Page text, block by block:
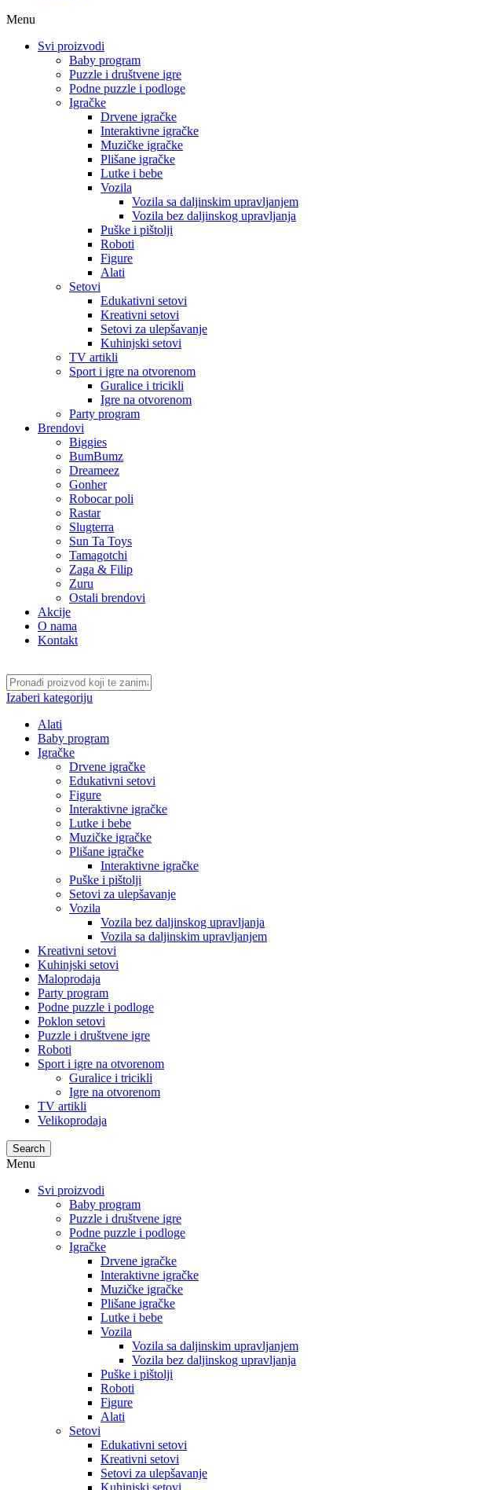
Menu
Svi proizvodi
Baby program
Puzzle i društvene igre
Podne puzzle i podloge
Igračke
Drvene igračke
Interaktivne igračke
Muzičke igračke
Plišane igračke
Lutke i bebe
Vozila
Vozila sa daljinskim upravljanjem
Vozila bez daljinskog upravljanja
Puške i pištolji
Roboti
Figure
Alati
Setovi
Edukativni setovi
Kreativni setovi
Setovi za ulepšavanje
Kuhinjski setovi
TV artikli
Sport i igre na otvorenom
Guralice i tricikli
Igre na otvorenom
Party program
Brendovi
Biggies
BumBumz
Dreameez
Gonher
Robocar poli
Rastar
Slugterra
Sun Ta Toys
Tamagotchi
Zaga & Filip
Zuru
Ostali brendovi
Akcije
O nama
Kontakt
Izaberi kategoriju
Alati
Baby program
Igračke
Drvene igračke
Edukativni setovi
Figure
Interaktivne igračke
Lutke i bebe
Muzičke igračke
Plišane igračke
Interaktivne igračke
Puške i pištolji
Setovi za ulepšavanje
Vozila
Vozila bez daljinskog upravljanja
Vozila sa daljinskim upravljanjem
Kreativni setovi
Kuhinjski setovi
Maloprodaja
Party program
Podne puzzle i podloge
Poklon setovi
Puzzle i društvene igre
Roboti
Sport i igre na otvorenom
Guralice i tricikli
Igre na otvorenom
TV artikli
Velikoprodaja
Search
Menu
Svi proizvodi
Baby program
Puzzle i društvene igre
Podne puzzle i podloge
Igračke
Drvene igračke
Interaktivne igračke
Muzičke igračke
Plišane igračke
Lutke i bebe
Vozila
Vozila sa daljinskim upravljanjem
Vozila bez daljinskog upravljanja
Puške i pištolji
Roboti
Figure
Alati
Setovi
Edukativni setovi
Kreativni setovi
Setovi za ulepšavanje
Kuhinjski setovi